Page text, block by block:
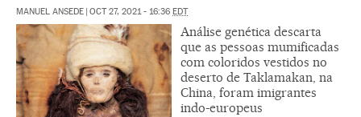
MANUEL ANSEDE OCT 27, 2021 - 16:36 EDT
Análise genética descarta
que as pessoas mumificadas
com coloridos vestidos no
deserto de Taklamakan, na
China, foram imigrantes
indo-europeus